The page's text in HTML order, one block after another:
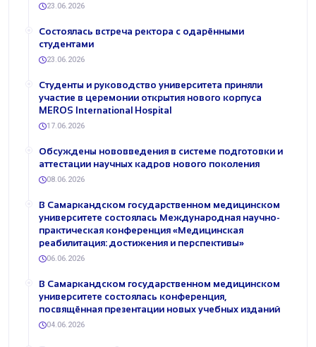
23.06.2026
Состоялась встреча ректора с одарёнными
студентами
23.06.2026
Студенты и руководство университета приняли
участие в церемонии открытия нового корпуса
MEROS International Hospital
17.06.2026
Обсуждены нововведения в системе подготовки и
аттестации научных кадров нового поколения
08.06.2026
В Самаркандском государственном медицинском
университете состоялась Международная научно-
практическая конференция «Медицинская
реабилитация: достижения и перспективы»
06.06.2026
В Самаркандском государственном медицинском
университете состоялась конференция,
посвящённая презентации новых учебных изданий
04.06.2026